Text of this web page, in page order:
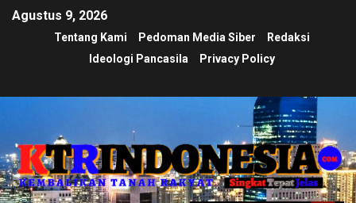
Agustus 9, 2026
Tentang Kami Pedoman Media Siber
Redaksi
Ideologi Pancasila
Privacy Policy